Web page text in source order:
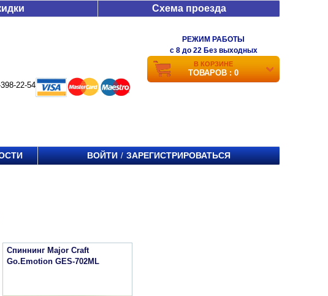
Схема проезда
22-54
РЕЖИМ РАБОТЫ
c 8 до 22 Без выходных
В КОРЗИНЕ
ТОВАРОВ : 0
ВОЙТИ / ЗАРЕГИСТРИРОВАТЬСЯ
Спиннинг Major Craft
Go.Emotion GES-702ML